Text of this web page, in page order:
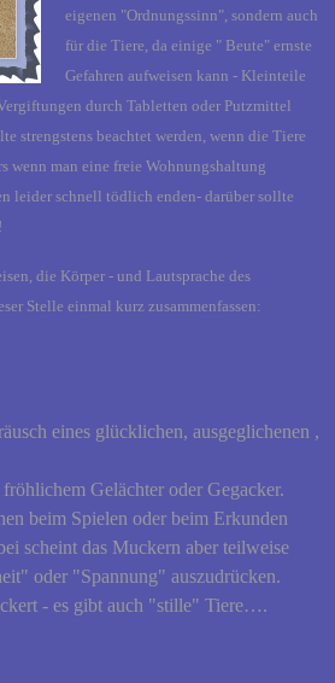
eigenen "Ordnungssinn", sondern auch
für die Tiere, da einige " Beute" ernste
Gefahren aufweisen kann - Kleinteile
durch Tabletten oder Putzmittel
strengstens beachtet werden, wenn die Tiere
wenn man eine freie Wohnungshaltung
leider schnell tödlich enden- darüber sollte
die Körper - und Lautsprache des
Stelle einmal kurz zusammenfassen:
eines glücklichen, ausgeglichenen ,
Gelächter oder Gegacker.
beim Spielen oder beim Erkunden
scheint das Muckern aber teilweise
oder "Spannung" auszudrücken.
- es gibt auch "stille" Tiere….